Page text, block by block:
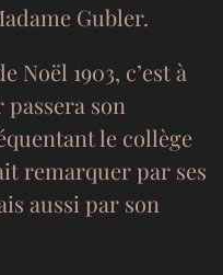
Gubler.
Noël 1903, c’est à
son
le collège
remarquer par ses
aussi par son